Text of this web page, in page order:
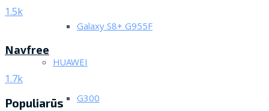
Galaxy S8+ G955F
HUAWEI
G300
1.5k
Navfree
1.7k
Populiarūs